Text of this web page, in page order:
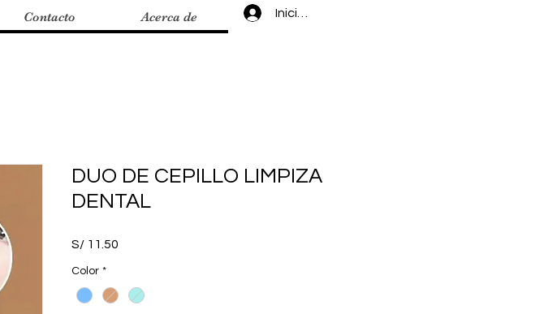
Contacto Acerca de Inicia sesión
DUO DE CEPILLO LIMPIZA
DENTAL
S/ 11.50
Color *